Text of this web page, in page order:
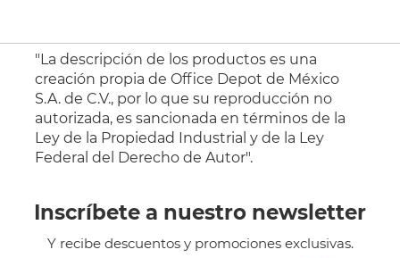
"La descripción de los productos es una
creación propia de Office Depot de México
S.A. de C.V., por lo que su reproducción no
autorizada, es sancionada en términos de la
Ley de la Propiedad Industrial y de la Ley
Federal del Derecho de Autor".
Inscríbete a nuestro newsletter
Y recibe descuentos y promociones exclusivas.